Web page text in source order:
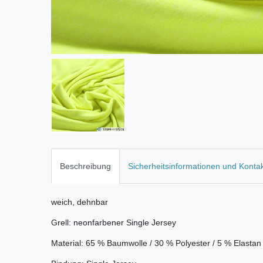
Beschreibung Sicherheitsinformationen und
weich, dehnbar
Grell: neonfarbener Single Jersey
Material: 65 % Baumwolle / 30 % Polyester / 5 % Elastan